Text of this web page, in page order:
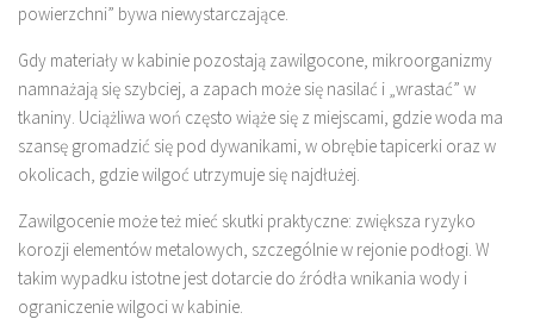
powierzchni” bywa niewystarczające.
Gdy materiały w kabinie pozostają zawilgocone, mikroorganizmy
namnażają się szybciej, a zapach może się nasilać i „wrastać” w
tkaniny. Uciążliwa woń często wiąże się z miejscami, gdzie woda ma
szansę gromadzić się pod dywanikami, w obrębie tapicerki oraz w
okolicach, gdzie wilgoć utrzymuje się najdłużej.
Zawilgocenie może też mieć skutki praktyczne: zwiększa ryzyko
korozji elementów metalowych, szczególnie w rejonie podłogi. W
takim wypadku istotne jest dotarcie do źródła wnikania wody i
ograniczenie wilgoci w kabinie.